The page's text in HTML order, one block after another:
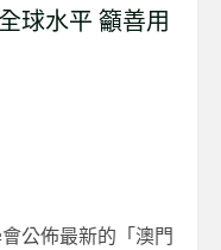
球水平 籲善用
公佈最新的「澳門